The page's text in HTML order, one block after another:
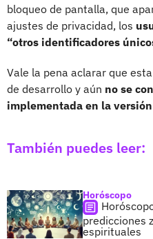
bloqueo de pantalla, que
ajustes de privacidad, los
“otros identificadores
Vale la pena aclarar que
de desarrollo y aún no se
implementada en la
También puedes leer:
Horóscopo
predicciones
espirituales